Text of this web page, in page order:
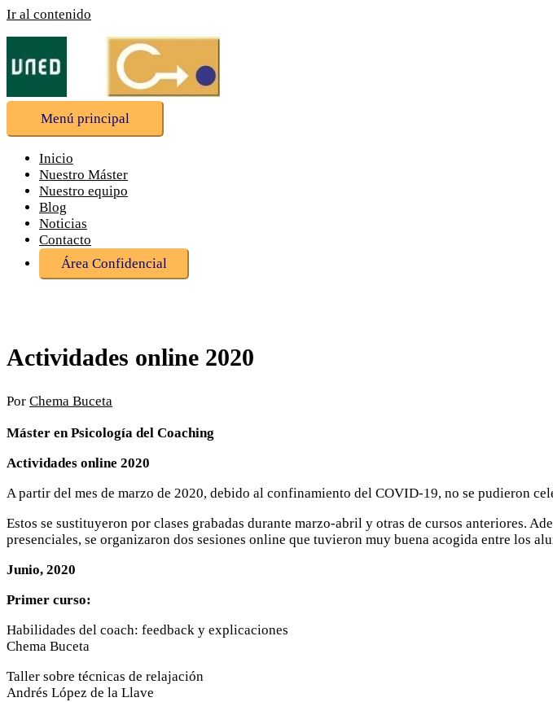
Ir al contenido
Menú principal
Inicio
Nuestro Máster
Nuestro equipo
Blog
Noticias
Contacto
Área Confidencial
Actividades online 2020
Por Chema Buceta
Máster en Psicología del Coaching
Actividades online 2020
A partir del mes de marzo de 2020, debido al confinamiento del COVID-19, no se pudieron
Estos se sustituyeron por clases grabadas durante marzo-abril y otras de cursos anteriores.
presenciales, se organizaron dos sesiones online que tuvieron muy buena acogida entre los
Junio, 2020
Primer curso:
Habilidades del coach: feedback y explicaciones
Chema Buceta
Taller sobre técnicas de relajación
Andrés López de la Llave